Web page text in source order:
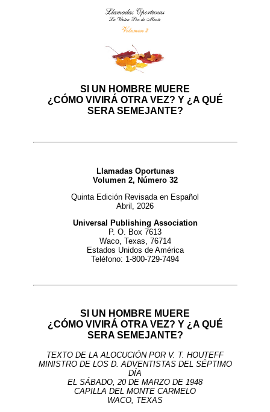
SI UN HOMBRE MUERE
¿CÓMO VIVIRÁ OTRA VEZ? Y ¿A QUÉ
SERA SEMEJANTE?
Llamadas Oportunas
Volumen 2, Número 32
Quinta Edición Revisada en Español
Abril, 2026
Universal Publishing Association
P. O. Box 7613
Waco, Texas, 76714
Estados Unidos de América
Teléfono: 1-800-729-7494
SI UN HOMBRE MUERE
¿CÓMO VIVIRÁ OTRA VEZ? Y ¿A QUÉ
SERA SEMEJANTE?
TEXTO DE LA ALOCUCIÓN POR V. T. HOUTEFF
MINISTRO DE LOS D. ADVENTISTAS DEL SÉPTIMO
DÍA
EL SÁBADO, 20 DE MARZO DE 1948
CAPILLA DEL MONTE CARMELO
WACO, TEXAS